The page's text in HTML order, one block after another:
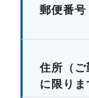
郵便番号
住所 （
に限りま